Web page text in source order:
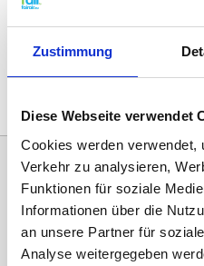
Zustimmung
Diese Webseite verwendet
Cookies werden verwendet,
Verkehr zu analysieren,
Funktionen für soziale
Informationen über die
an unsere Partner für
Analyse weitergegeben
€16,95